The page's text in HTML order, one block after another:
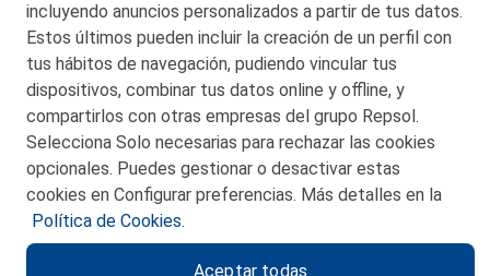
CONTACTO
MAPA WEB
POLITICA DE PRIVACIDAD
incluyendo anuncios personalizados a partir de tus datos.
Estos últimos pueden incluir la creación de un perfil con
tus hábitos de navegación, pudiendo vincular tus
dispositivos, combinar tus datos online y offline, y
compartirlos con otras empresas del grupo Repsol.
Selecciona Solo necesarias para rechazar las cookies
opcionales. Puedes gestionar o desactivar estas
cookies en Configurar preferencias. Más detalles en la
Política de Cookies.
Aceptar todas